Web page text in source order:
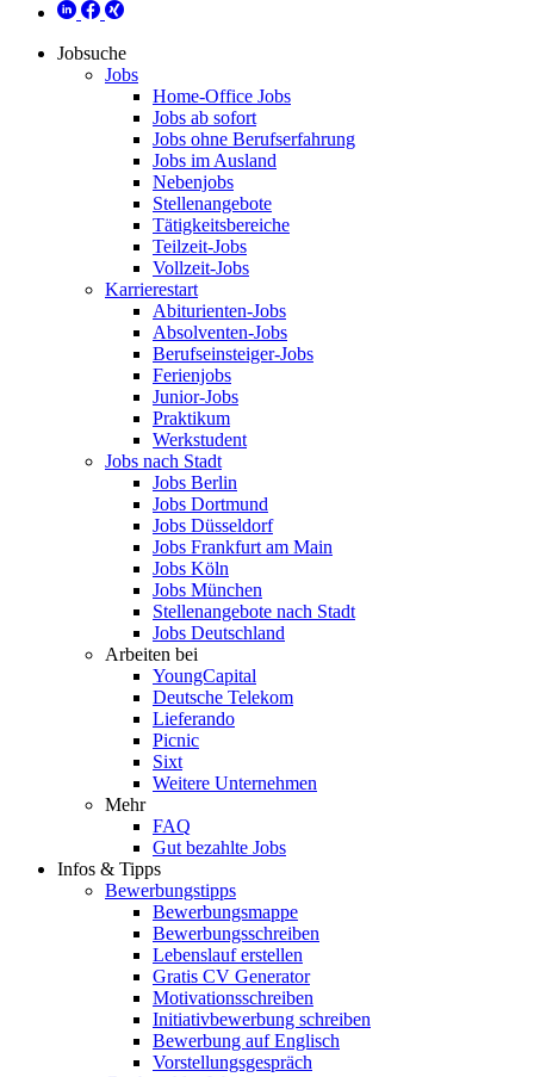
Jobsuche
Jobs
Home-Office Jobs
Jobs ab sofort
Jobs ohne Berufserfahrung
Jobs im Ausland
Nebenjobs
Stellenangebote
Tätigkeitsbereiche
Teilzeit-Jobs
Vollzeit-Jobs
Karrierestart
Abiturienten-Jobs
Absolventen-Jobs
Berufseinsteiger-Jobs
Ferienjobs
Junior-Jobs
Praktikum
Werkstudent
Jobs nach Stadt
Jobs Berlin
Jobs Dortmund
Jobs Düsseldorf
Jobs Frankfurt am Main
Jobs Köln
Jobs München
Stellenangebote nach Stadt
Jobs Deutschland
Arbeiten bei
YoungCapital
Deutsche Telekom
Lieferando
Picnic
Sixt
Weitere Unternehmen
Mehr
FAQ
Gut bezahlte Jobs
Infos & Tipps
Bewerbungstipps
Bewerbungsmappe
Bewerbungsschreiben
Lebenslauf erstellen
Gratis CV Generator
Motivationsschreiben
Initiativbewerbung schreiben
Bewerbung auf Englisch
Vorstellungsgespräch